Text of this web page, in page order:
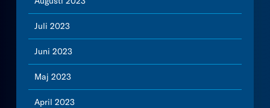
Juli 2023
Juni 2023
Maj 2023
April 2023